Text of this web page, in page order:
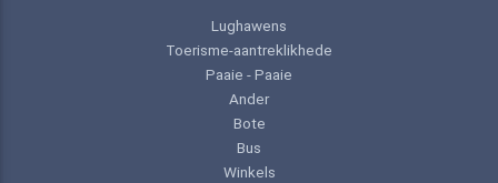
Lughawens
Toerisme-aantreklikhede
Paaie - Paaie
Ander
Bote
Bus
Winkels